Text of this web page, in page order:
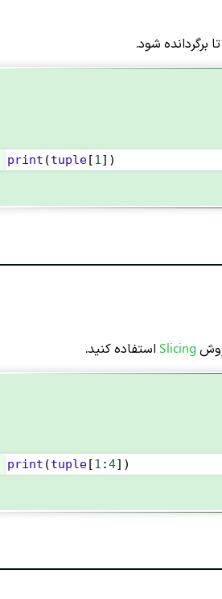
برگردانده شود.
print (tuple[1 ])
Slicing استفاده کنید.
print (tuple[1 :4])